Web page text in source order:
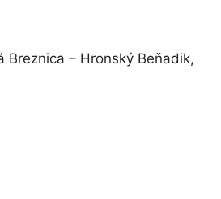
Breznica – Hronský Beňadik,